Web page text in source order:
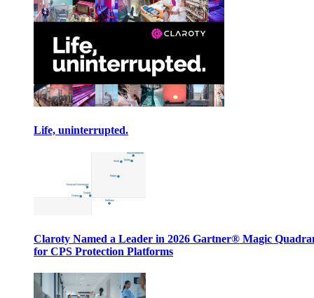
Life, uninterrupted.
Claroty Named a Leader in 2026 Gartner® Magic
for CPS Protection Platforms